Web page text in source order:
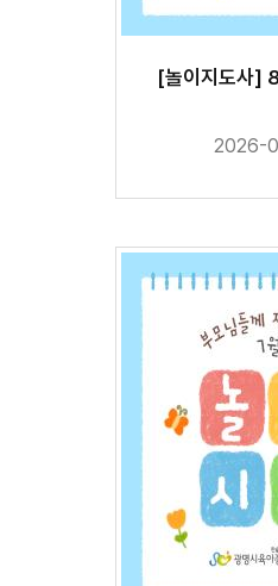
[놀이지도사]
2026-